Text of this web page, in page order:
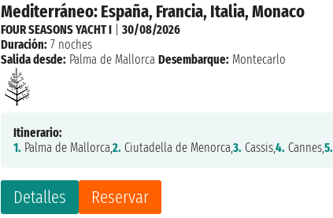
Mediterráneo: España, Francia, Italia, Monaco
Detalles Reservar
FOUR SEASONS YACHT I |30/08/2026
Duración: 7 noches
Salida desde: Palma de Mallorca Desembarque: Montecarlo
Itinerario:
1. Palma de Mallorca,2. Ciutadella de Menorca,3. Cassis,4. Cannes,5.